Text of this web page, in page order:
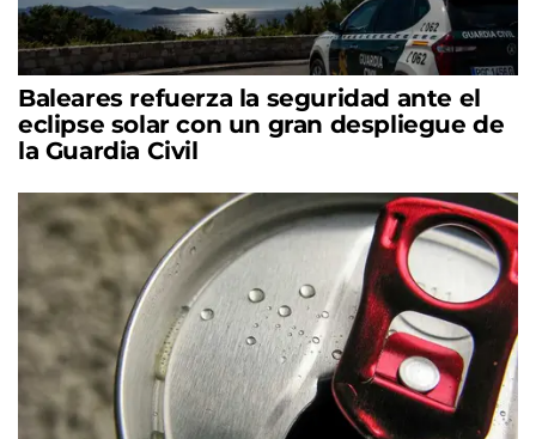
Baleares refuerza la seguridad ante el
eclipse solar con un gran despliegue de
la Guardia Civil